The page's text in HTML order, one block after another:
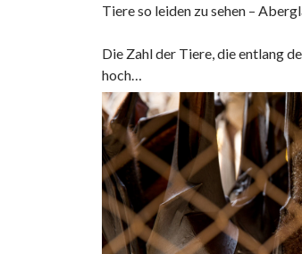
Tiere so leiden zu sehen –
Die Zahl der Tiere, die entlang
hoch…